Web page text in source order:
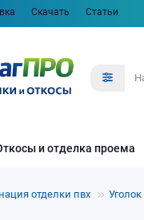
Скачать Статьи
и отделка проема
отделки пвх